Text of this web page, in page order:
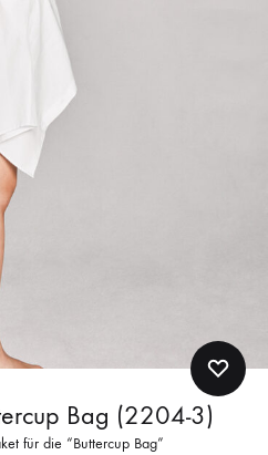
Bag (2204-3)
für die “Buttercup Bag”